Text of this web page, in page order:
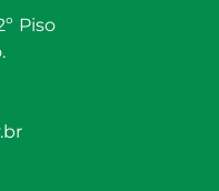
Piso